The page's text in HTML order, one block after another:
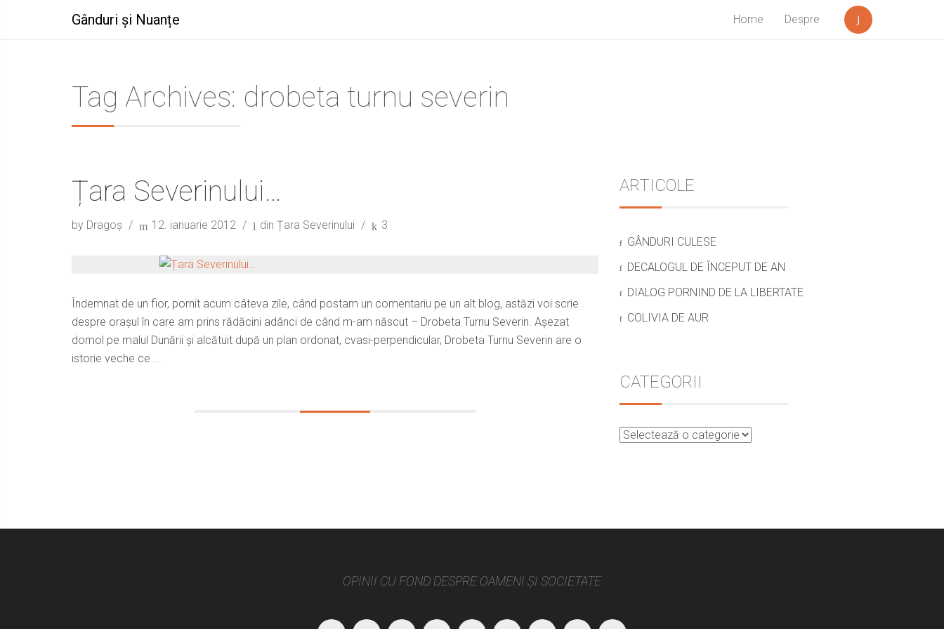
Gânduri și Nuanțe Home Despre
Tag Archives: drobeta turnu severin
Țara Severinului…
by Dragoș 12. ianuarie 2012 din Țara Severinului 3
Îndemnat de un fior, pornit acum câteva zile, când postam un comentariu pe un alt blog, astăzi voi scrie
despre orașul în care am prins rădăcini adânci de când m-am născut – Drobeta Turnu Severin. Așezat
domol pe malul Dunării și alcătuit după un plan ordonat, cvasi-perpendicular, Drobeta Turnu Severin are o
istorie veche ce ...
Sidebar
ARTICOLE
GÂNDURI CULESE
DECALOGUL DE ÎNCEPUT DE AN
DIALOG PORNIND DE LA LIBERTATE
COLIVIA DE AUR
CATEGORII
OPINII CU FOND DESPRE OAMENI ȘI SOCIETATE